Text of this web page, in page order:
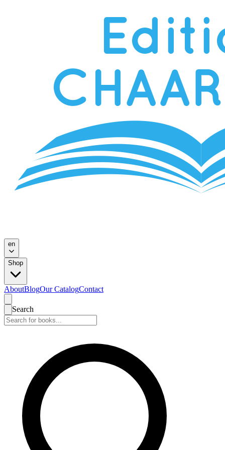
en
Shop
AboutBlogOur CatalogContact
Search